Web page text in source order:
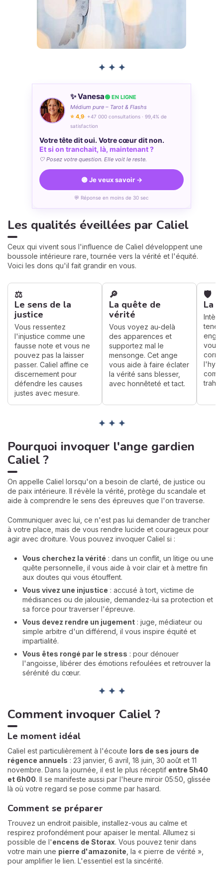
✦ ✦ ✦
✨ Vanesa🟢 EN LIGNE
Médium pure – Tarot & Flashs
⭐ 4,9· +47 000 consultations · 99,4% de
satisfaction
Votre tête dit oui. Votre cœur dit non.
Et si on tranchait, là, maintenant ?
🤍 Posez votre question. Elle voit le reste.
🟣 Je veux savoir →
💬 Réponse en moins de 30 sec
Les qualités éveillées par Caliel
Ceux qui vivent sous l'influence de Caliel développent une
boussole intérieure rare, tournée vers la vérité et l'équité.
Voici les dons qu'il fait grandir en vous.
⚖️
Le sens de la
justice
Vous ressentez
l'injustice comme une
fausse note et vous ne
pouvez pas la laisser
passer. Caliel affine ce
discernement pour
défendre les causes
justes avec mesure.
🔎
La quête de
vérité
Vous voyez au-delà
des apparences et
supportez mal le
mensonge. Cet ange
vous aide à faire éclater
la vérité sans blesser,
avec honnêteté et tact.
🛡️
La
vous
✦ ✦ ✦
Pourquoi invoquer l'ange gardien
Caliel ?
On appelle Caliel lorsqu'on a besoin de clarté, de justice ou
de paix intérieure. Il révèle la vérité, protège du scandale et
aide à comprendre le sens des épreuves que l'on traverse.
Communiquer avec lui, ce n'est pas lui demander de trancher
à votre place, mais de vous rendre lucide et courageux pour
agir avec droiture. Vous pouvez invoquer Caliel si :
Vous cherchez la vérité : dans un conflit, un litige ou une
quête personnelle, il vous aide à voir clair et à mettre fin
aux doutes qui vous étouffent.
Vous vivez une injustice : accusé à tort, victime de
médisances ou de jalousie, demandez-lui sa protection et
sa force pour traverser l'épreuve.
Vous devez rendre un jugement : juge, médiateur ou
simple arbitre d'un différend, il vous inspire équité et
impartialité.
Vous êtes rongé par le stress : pour dénouer
l'angoisse, libérer des émotions refoulées et retrouver la
sérénité du cœur.
✦ ✦ ✦
Comment invoquer Caliel ?
Le moment idéal
Caliel est particulièrement à l'écoute lors de ses jours de
régence annuels : 23 janvier, 6 avril, 18 juin, 30 août et 11
novembre. Dans la journée, il est le plus réceptif entre 5h40
et 6h00. Il se manifeste aussi par l'heure miroir 05:50, glissée
là où votre regard se pose comme par hasard.
Comment se préparer
Trouvez un endroit paisible, installez-vous au calme et
respirez profondément pour apaiser le mental. Allumez si
possible de l'encens de Storax. Vous pouvez tenir dans
votre main une pierre d'amazonite , la « pierre de vérité »,
pour amplifier le lien. L'essentiel est la sincérité.